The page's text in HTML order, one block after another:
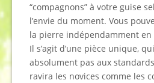
“compagnons” à votre guise
l’envie du moment. Vous
la pierre indépendamment
Il s’agit d’une pièce unique,
absolument pas aux
ravira les novices comme les